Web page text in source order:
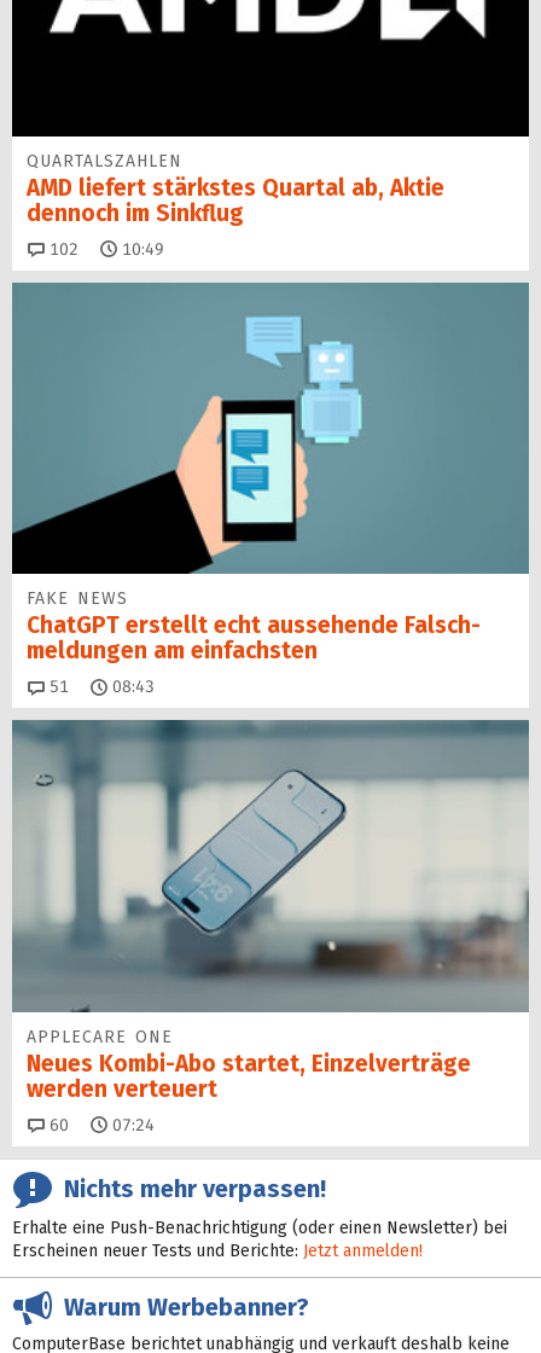
QUARTALSZAHLEN
AMD liefert stärkstes Quartal ab, Aktie
dennoch im Sinkflug
102 Kommentare
10:49
FAKE NEWS
ChatGPT erstellt echt aussehende Falsch­
mel­dungen am einfachsten
51 Kommentare
08:43
APPLECARE ONE
Neues Kombi-Abo startet, Einzelverträge
werden verteuert
60 Kommentare
07:24
Nichts mehr verpassen!
Erhalte eine Push-Benachrichtigung (oder einen Newsletter) bei
Erscheinen neuer Tests und Berichte: Jetzt anmelden!
Warum Werbebanner?
ComputerBase berichtet unabhängig und verkauft deshalb keine